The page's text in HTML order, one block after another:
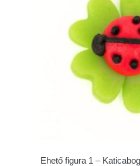
Ehető figura 1 –